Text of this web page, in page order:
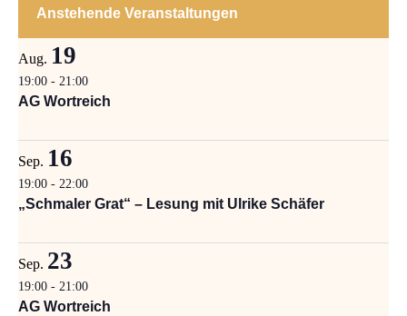
Anstehende Veranstaltungen
Aug. 19
19:00 - 21:00
AG Wortreich
Sep. 16
19:00 - 22:00
„Schmaler Grat“ – Lesung mit Ulrike Schäfer
Sep. 23
19:00 - 21:00
AG Wortreich